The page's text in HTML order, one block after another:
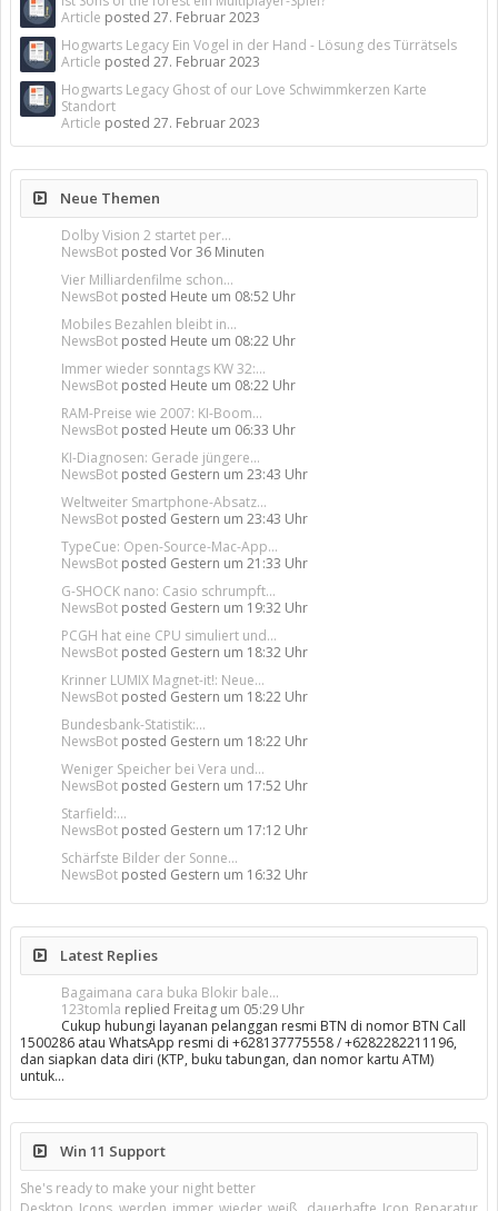
Article posted 27. Februar 2023
Hogwarts Legacy Ein Vogel in der Hand - Lösung des Türrätsels
Article posted 27. Februar 2023
Hogwarts Legacy Ghost of our Love Schwimmkerzen Karte
Standort
Article posted 27. Februar 2023
Neue Themen
Dolby Vision 2 startet per...
NewsBot posted Vor 36 Minuten
Vier Milliardenfilme schon...
NewsBot posted Heute um 08:52 Uhr
Mobiles Bezahlen bleibt in...
NewsBot posted Heute um 08:22 Uhr
Immer wieder sonntags KW 32:...
NewsBot posted Heute um 08:22 Uhr
RAM-Preise wie 2007: KI-Boom...
NewsBot posted Heute um 06:33 Uhr
KI-Diagnosen: Gerade jüngere...
NewsBot posted Gestern um 23:43 Uhr
Weltweiter Smartphone-Absatz...
NewsBot posted Gestern um 23:43 Uhr
TypeCue: Open-Source-Mac-App...
NewsBot posted Gestern um 21:33 Uhr
G-SHOCK nano: Casio schrumpft...
NewsBot posted Gestern um 19:32 Uhr
PCGH hat eine CPU simuliert und...
NewsBot posted Gestern um 18:32 Uhr
Krinner LUMIX Magnet-it!: Neue...
NewsBot posted Gestern um 18:22 Uhr
Bundesbank-Statistik:...
NewsBot posted Gestern um 18:22 Uhr
Weniger Speicher bei Vera und...
NewsBot posted Gestern um 17:52 Uhr
Starfield:...
NewsBot posted Gestern um 17:12 Uhr
Schärfste Bilder der Sonne...
NewsBot posted Gestern um 16:32 Uhr
Latest Replies
Bagaimana cara buka Blokir bale...
123tomla replied Freitag um 05:29 Uhr
Cukup hubungi layanan pelanggan resmi BTN di nomor BTN Call
1500286 atau WhatsApp resmi di +628137775558 / +6282282211196,
dan siapkan data diri (KTP, buku tabungan, dan nomor kartu ATM)
untuk…
Win 11 Support
She's ready to make your night better